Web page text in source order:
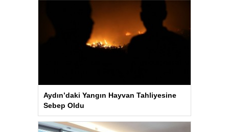
Aydın’daki Yangın Hayvan Tahliyesine
Sebep Oldu